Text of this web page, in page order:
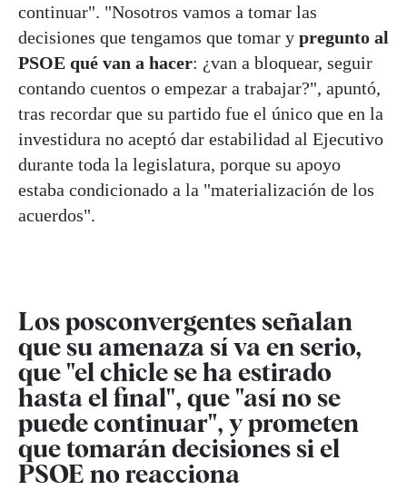
continuar". "Nosotros vamos a tomar las
decisiones que tengamos que tomar y pregunto al
PSOE qué van a hacer: ¿van a bloquear, seguir
contando cuentos o empezar a trabajar?", apuntó,
tras recordar que su partido fue el único que en la
investidura no aceptó dar estabilidad al Ejecutivo
durante toda la legislatura, porque su apoyo
estaba condicionado a la "materialización de los
acuerdos".
Los posconvergentes señalan
que su amenaza sí va en serio,
que "el chicle se ha estirado
hasta el final", que "así no se
puede continuar", y prometen
que tomarán decisiones si el
PSOE no reacciona